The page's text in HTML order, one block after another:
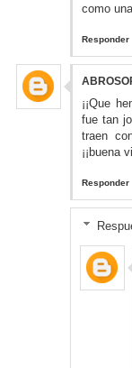
como
Responder
¡¡Que
fue tan
traen
¡¡buena
Responder